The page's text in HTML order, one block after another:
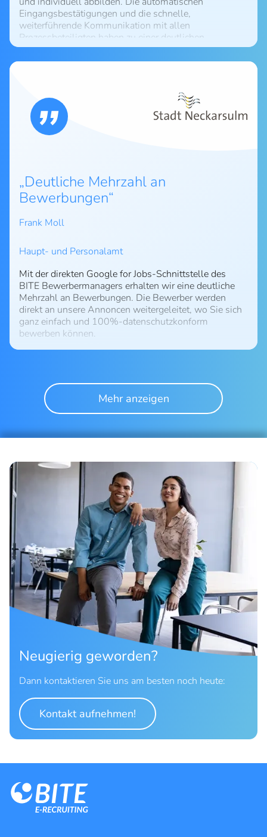
Eingangsbestätigungen und die schnelle,
weiterführende Kommunikation mit allen
Prozessbeteiligten haben zu einer deutlichen
Arbeitserleichterung und Qualitätssteigerung
innerhalb unserer Personalbeschaffung beigetragen.
Verschlüsselungsmechanismen (ZiP, PGP) für unsere
individuellen Berichte haben zu einer weiteren
Verbesserung des bestehenden hohen
Datenschutzniveaus geführt.
Deutliche Mehrzahl an
Bewerbungen
Frank Moll
Haupt- und Personalamt
Mit der direkten Google for Jobs-Schnittstelle des
BITE Bewerbermanagers erhalten wir eine deutliche
Mehrzahl an Bewerbungen. Die Bewerber werden
direkt an unsere Annoncen weitergeleitet, wo Sie sich
ganz einfach und 100%-datenschutzkonform
bewerben können.
Mehr anzeigen
Neugierig geworden?
Dann kontaktieren Sie uns am besten noch heute:
Kontakt aufnehmen!